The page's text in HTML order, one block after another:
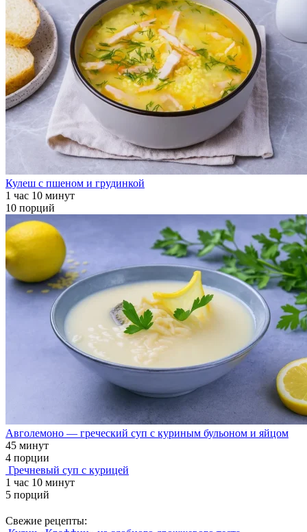
Кулеш с пшеном и грудинкой
1 час 10 минут
10 порций
Авголемоно — греческий суп с куриным бульоном и яйцом
45 минут
4 порции
Гречневый суп с курицей
1 час 10 минут
5 порций
Свежие рецепты: